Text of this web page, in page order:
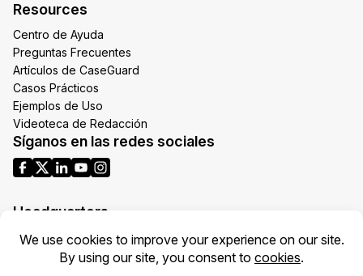
Resources
Centro de Ayuda
Preguntas Frecuentes
Artículos de CaseGuard
Casos Prácticos
Ejemplos de Uso
Videoteca de Redacción
Síganos en las redes sociales
Headquarters
1700 N Moore St Suite 1701
Arlington VA 22209